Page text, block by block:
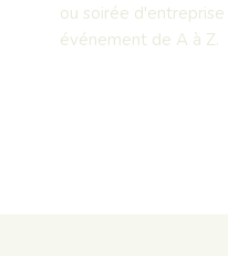
ou soirée
événement de A à Z.